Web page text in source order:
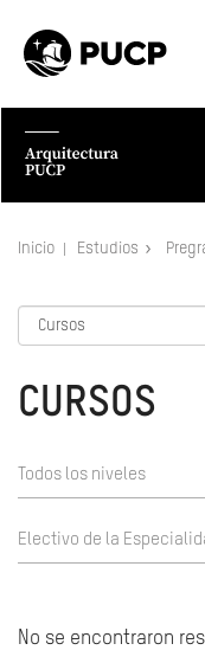
Inicio Estudios
CURSOS
Todos los niveles
Electivo de la
No se encontraron